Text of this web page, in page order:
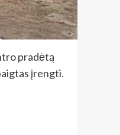
pradėtą
įrengti.